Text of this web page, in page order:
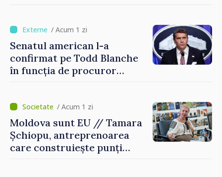
/ Acum 1 zi
Senatul american l-a
confirmat pe Todd Blanche
în funcția de procuror
/ Acum 1 zi
Moldova sunt EU // Tamara
Șchiopu, antreprenoarea
care construiește punți